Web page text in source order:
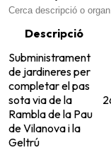
Descripció
Subministrament
de jardineres per
completar el pas
sota via de la
Rambla de la Pau
de Vilanova i la
Geltrú